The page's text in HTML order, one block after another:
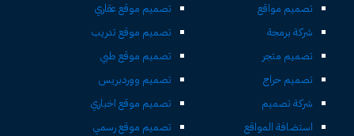
تصميم مواقع
شركة برمجة
تصميم متجر
تصميم حراج
شركة تصميم
استضافة المواقع
تصميم موقع عقاري
تصميم موقع تدريب
تصميم موقع طبي
تصميم ووردبريس
تصميم موقع اخباري
تصميم موقع رسمي